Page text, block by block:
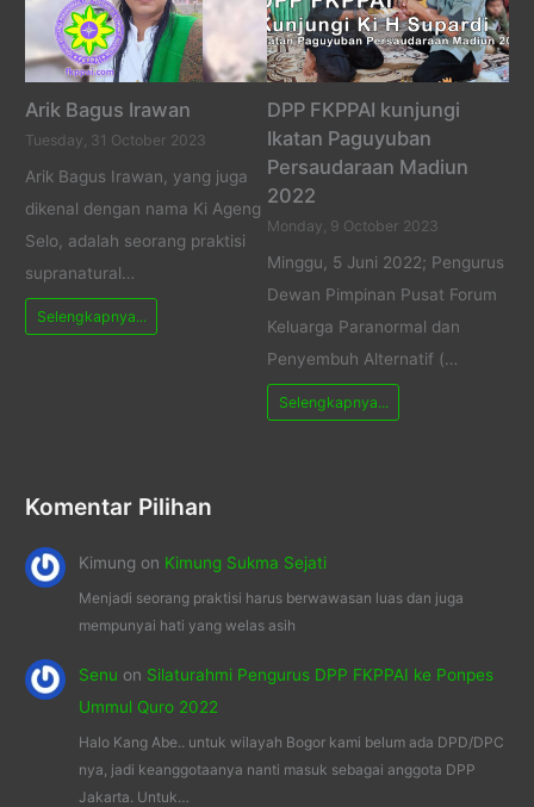
Arik Bagus Irawan
Tuesday, 31 October 2023
Arik Bagus Irawan, yang juga
dikenal dengan nama Ki Ageng
Selo, adalah seorang praktisi
supranatural…
Selengkapnya...
DPP FKPPAI kunjungi
Ikatan Paguyuban
Persaudaraan Madiun
2022
Monday, 9 October 2023
Minggu, 5 Juni 2022; Pengurus
Dewan Pimpinan Pusat Forum
Keluarga Paranormal dan
Penyembuh Alternatif (…
Selengkapnya...
Komentar Pilihan
Kimung on Kimung Sukma Sejati
Menjadi seorang praktisi harus berwawasan luas dan juga
mempunyai hati yang welas asih
Senu on Silaturahmi Pengurus DPP FKPPAI ke Ponpes
Ummul Quro 2022
Halo Kang Abe.. untuk wilayah Bogor kami belum ada DPD/DPC
nya, jadi keanggotaanya nanti masuk sebagai anggota DPP
Jakarta. Untuk…